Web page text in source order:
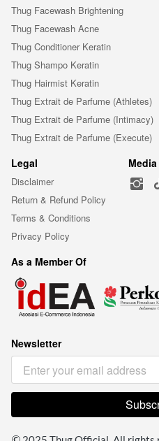
Thug Facewash Brightening
Thug Facewash Acne
Thug Conditioner Keratin
Thug Shampo Keratin
Thug Hairmist Keratin
Thug Extrait de Parfume (Athletes)
Thug Extrait de Parfume (Intimacy)
Thug Extrait de Parfume (Execute)
Legal
Disclaimer
Return & Refund Policy
Terms & Conditions
Privacy Policy
As a Member Of
Newsletter
`